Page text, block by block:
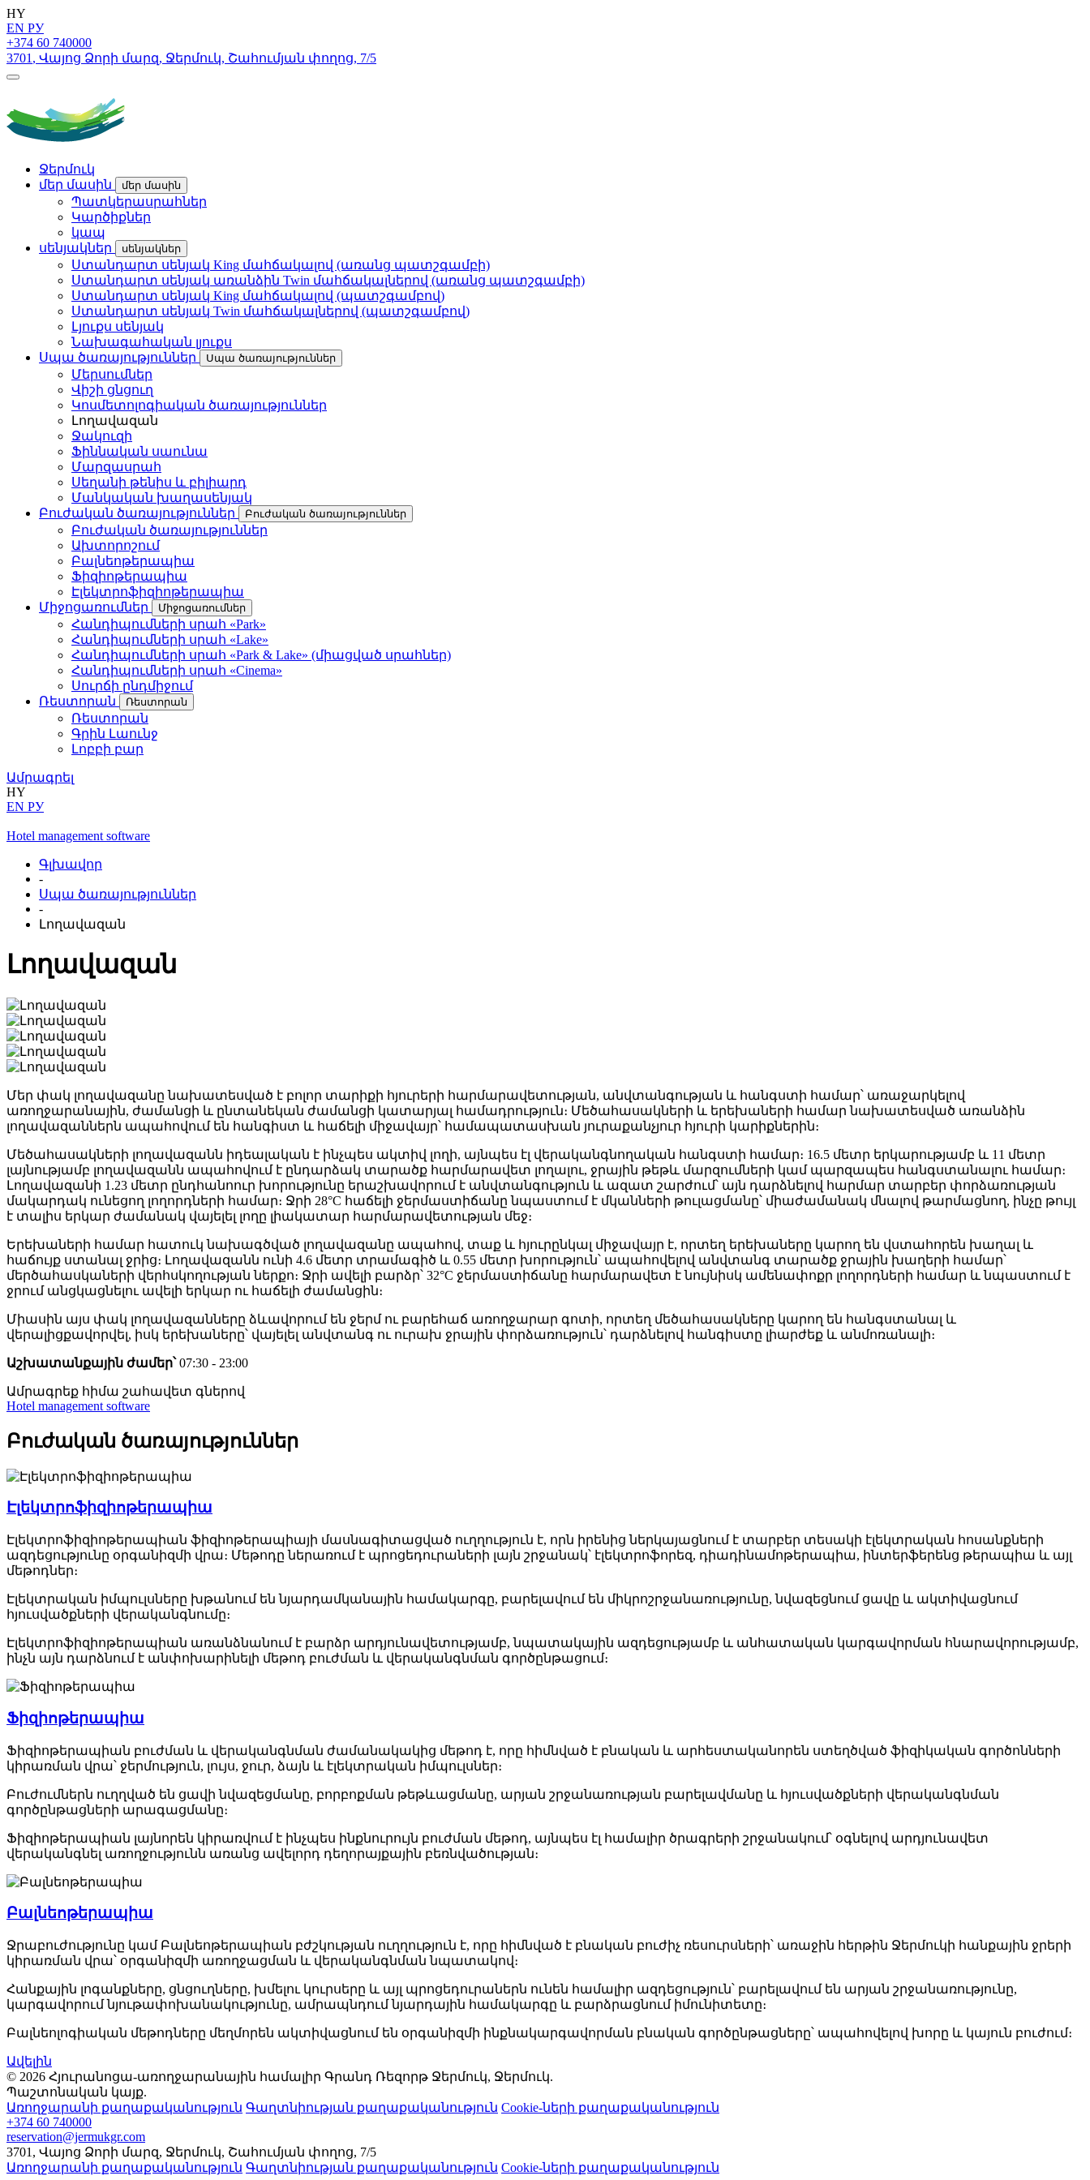
HY
EN РУ
+374 60 740000
3701 , Վայոց Ձորի մարզ, Ջերմուկ, Շահումյան փողոց, 7/5
Ջերմուկ
մեր մասին
մեր մասին
Պատկերասրահներ
Կարծիքներ
կապ
սենյակներ
սենյակներ
Ստանդարտ սենյակ King մահճակալով (առանց պատշգամբի)
Ստանդարտ սենյակ առանձին Twin մահճակալներով (առանց պատշգամբի)
Ստանդարտ սենյակ King մահճակալով (պատշգամբով)
Ստանդարտ սենյակ Twin մահճակալներով (պատշգամբով)
Լյուքս սենյակ
Նախագահական լյուքս
Սպա ծառայություններ
Սպա ծառայություններ
Մերսումներ
Վիշի ցնցուղ
Կոսմետոլոգիական ծառայություններ
Լողավազան
Ջակուզի
Ֆիննական սաունա
Մարզասրահ
Սեղանի թենիս և բիլիարդ
Մանկական խաղասենյակ
Բուժական ծառայություններ
Բուժական ծառայություններ
Բուժական ծառայություններ
Ախտորոշում
Բալնեոթերապիա
Ֆիզիոթերապիա
Էլեկտրոֆիզիոթերապիա
Միջոցառումներ
Միջոցառումներ
Հանդիպումների սրահ «Park»
Հանդիպումների սրահ «Lake»
Հանդիպումների սրահ «Park & Lake» (միացված սրահներ)
Հանդիպումների սրահ «Cinema»
Սուրճի ընդմիջում
Ռեստորան
Ռեստորան
Ռեստորան
Գրին Լաունջ
Լոբբի բար
Ամրագրել
HY
EN РУ
Hotel management software
Գլխավոր
-
Սպա ծառայություններ
-
Լողավազան
Լողավազան
Մեր փակ լողավազանը նախատեսված է բոլոր տարիքի հյուրերի հարմարավետության, անվտանգության և հանգստի համար՝ առաջարկելով
առողջարանային, ժամանցի և ընտանեկան ժամանցի կատարյալ համադրություն։ Մեծահասակների և երեխաների համար նախատեսված առանձին
լողավազաններն ապահովում են հանգիստ և հաճելի միջավայր՝ համապատասխան յուրաքանչյուր հյուրի կարիքներին։
Մեծահասակների լողավազանն իդեալական է ինչպես ակտիվ լողի, այնպես էլ վերականգնողական հանգստի համար։ 16.5 մետր երկարությամբ և 11 մետր
լայնությամբ լողավազանն ապահովում է ընդարձակ տարածք հարմարավետ լողալու, ջրային թեթև մարզումների կամ պարզապես հանգստանալու համար։
Լողավազանի 1.23 մետր ընդհանոուր խորությունը երաշխավորում է անվտանգություն և ազատ շարժում՝ այն դարձնելով հարմար տարբեր փորձառության
մակարդակ ունեցող լողորդների համար։ Ջրի 28°C հաճելի ջերմաստիճանը նպաստում է մկանների թուլացմանը՝ միաժամանակ մնալով թարմացնող, ինչը թույլ
է տալիս երկար ժամանակ վայելել լողը լիակատար հարմարավետության մեջ։
Երեխաների համար հատուկ նախագծված լողավազանը ապահով, տաք և հյուրընկալ միջավայր է, որտեղ երեխաները կարող են վստահորեն խաղալ և
հաճույք ստանալ ջրից։ Լողավազանն ունի 4.6 մետր տրամագիծ և 0.55 մետր խորություն՝ ապահովելով անվտանգ տարածք ջրային խաղերի համար՝
մերծահասկաների վերհսկողության ներքո։ Ջրի ավելի բարձր՝ 32°C ջերմաստիճանը հարմարավետ է նույնիսկ ամենափոքր լողորդների համար և նպաստում է
ջրում անցկացնելու ավելի երկար ու հաճելի ժամանցին։
Միասին այս փակ լողավազանները ձևավորում են ջերմ ու բարեհաճ առողջարար գոտի, որտեղ մեծահասակները կարող են հանգստանալ և
վերալիցքավորվել, իսկ երեխաները՝ վայելել անվտանգ ու ուրախ ջրային փորձառություն՝ դարձնելով հանգիստը լիարժեք և անմոռանալի։
Աշխատանքային ժամեր՝07:30 - 23:00
Ամրագրեք հիմա շահավետ գներով
Hotel management software
Բուժական ծառայություններ
Էլեկտրոֆիզիոթերապիա
Էլեկտրոֆիզիոթերապիան ֆիզիոթերապիայի մասնագիտացված ուղղություն է, որն իրենից ներկայացնում է տարբեր տեսակի էլեկտրական հոսանքների
ազդեցությունը օրգանիզմի վրա։ Մեթոդը ներառում է պրոցեդուրաների լայն շրջանակ՝ էլեկտրոֆորեզ, դիադինամոթերապիա, ինտերֆերենց թերապիա և այլ
մեթոդներ։
Էլեկտրական իմպուլսները խթանում են նյարդամկանային համակարգը, բարելավում են միկրոշրջանառությունը, նվազեցնում ցավը և ակտիվացնում
հյուսվածքների վերականգնումը։
Էլեկտրոֆիզիոթերապիան առանձնանում է բարձր արդյունավետությամբ, նպատակային ազդեցությամբ և անհատական կարգավորման հնարավորությամբ,
ինչն այն դարձնում է անփոխարինելի մեթոդ բուժման և վերականգնման գործընթացում։
Ֆիզիոթերապիա
Ֆիզիոթերապիան բուժման և վերականգնման ժամանակակից մեթոդ է, որը հիմնված է բնական և արհեստականորեն ստեղծված ֆիզիկական գործոնների
կիրառման վրա՝ ջերմություն, լույս, ջուր, ձայն և էլեկտրական իմպուլսներ։
Բուժումներն ուղղված են ցավի նվազեցմանը, բորբոքման թեթևացմանը, արյան շրջանառության բարելավմանը և հյուսվածքների վերականգնման
գործընթացների արագացմանը։
Ֆիզիոթերապիան լայնորեն կիրառվում է ինչպես ինքնուրույն բուժման մեթոդ, այնպես էլ համալիր ծրագրերի շրջանակում՝ օգնելով արդյունավետ
վերականգնել առողջությունն առանց ավելորդ դեղորայքային բեռնվածության։
Բալնեոթերապիա
Ջրաբուժությունը կամ Բալնեոթերապիան բժշկության ուղղություն է, որը հիմնված է բնական բուժիչ ռեսուրսների՝ առաջին հերթին Ջերմուկի հանքային ջրերի
կիրառման վրա՝ օրգանիզմի առողջացման և վերականգնման նպատակով։
Հանքային լոգանքները, ցնցուղները, խմելու կուրսերը և այլ պրոցեդուրաներն ունեն համալիր ազդեցություն՝ բարելավում են արյան շրջանառությունը,
կարգավորում նյութափոխանակությունը, ամրապնդում նյարդային համակարգը և բարձրացնում իմունիտետը։
Բալնեոլոգիական մեթոդները մեղմորեն ակտիվացնում են օրգանիզմի ինքնակարգավորման բնական գործընթացները՝ ապահովելով խորը և կայուն բուժում։
Ավելին
© 2026 Հյուրանոցա-առողջարանային համալիր Գրանդ Ռեզորթ Ջերմուկ, Ջերմուկ.
Պաշտոնական կայք.
Առողջարանի քաղաքականություն Գաղտնիության քաղաքականություն Cookie-ների քաղաքականություն
+374 60 740000
reservation@jermukgr.com
3701 , Վայոց Ձորի մարզ, Ջերմուկ, Շահումյան փողոց, 7/5
Առողջարանի քաղաքականություն Գաղտնիության քաղաքականություն Cookie-ների քաղաքականություն